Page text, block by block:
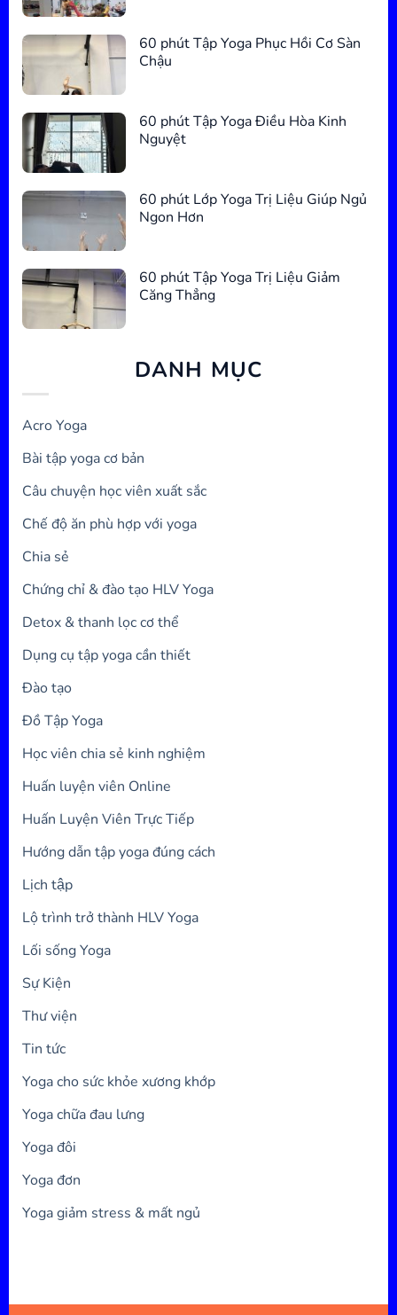
60 phút Tập Yoga Phục Hồi Cơ Sàn
Chậu
60 phút Tập Yoga Điều Hòa Kinh
Nguyệt
60 phút Lớp Yoga Trị Liệu Giúp Ngủ
Ngon Hơn
60 phút Tập Yoga Trị Liệu Giảm
Căng Thẳng
DANH MỤC
Acro Yoga
Bài tập yoga cơ bản
Câu chuyện học viên xuất sắc
Chế độ ăn phù hợp với yoga
Chia sẻ
Chứng chỉ & đào tạo HLV Yoga
Detox & thanh lọc cơ thể
Dụng cụ tập yoga cần thiết
Đào tạo
Đồ Tập Yoga
Học viên chia sẻ kinh nghiệm
Huấn luyện viên Online
Huấn Luyện Viên Trực Tiếp
Hướng dẫn tập yoga đúng cách
Lịch tập
Lộ trình trở thành HLV Yoga
Lối sống Yoga
Sự Kiện
Thư viện
Tin tức
Yoga cho sức khỏe xương khớp
Yoga chữa đau lưng
Yoga đôi
Yoga đơn
Yoga giảm stress & mất ngủ